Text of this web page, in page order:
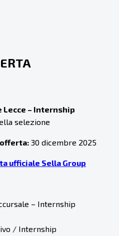
Lecce – Internship
selezione
30 dicembre 2025
ufficiale Sella Group
– Internship
/ Internship